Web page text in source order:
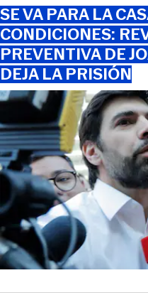
SE VA PARA LA
CONDICIONES:
PREVENTIVA DE
DEJA LA PRISIÓN